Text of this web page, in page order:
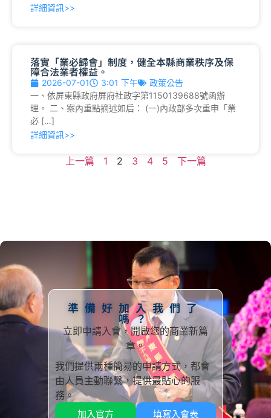
詳細資訊>>
落實「業必歸會」制度，健全本縣商業秩序及保
障合法業者權益。
2026-07-01 3:01 下午
政策公告
一、依屏東縣政府屏府社政字第1150139688號函辦
理。 二、案內重點摘述如后： (一)內政部多次重申「業
必 […]
詳細資訊>>
上一篇 1 2 3 4 5 下一篇
準備好加入我們了
嗎？
立即申請入會，開啟您的商業新篇
章。
我們提供兩種簡易的申請方式，都會
由人員主動聯繫，提供最貼心的服
務。
加入官方 填寫入會表